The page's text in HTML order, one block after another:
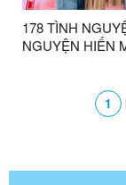
178 TÌNH
NGUYỆN HIẾN
1